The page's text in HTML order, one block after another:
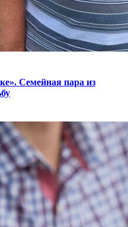
Семейная пара из